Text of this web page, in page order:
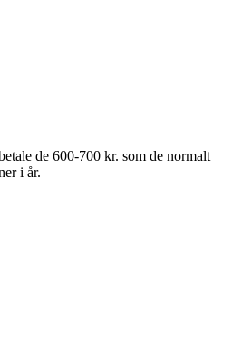
de 600-700 kr. som de normalt
i år.